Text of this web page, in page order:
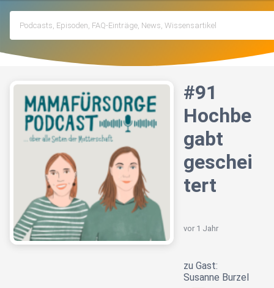
#91
Hochbe
gabt
geschei
tert
vor 1 Jahr
zu Gast:
Susanne Burzel